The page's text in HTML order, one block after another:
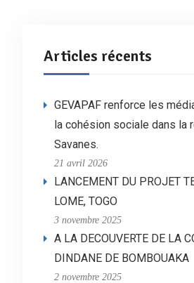
Articles récents
GEVAPAF renforce les
la cohésion sociale dans la
Savanes.
21 avril 2026
LANCEMENT DU PROJET
LOME, TOGO
3 novembre 2025
A LA DECOUVERTE DE LA
DINDANE DE BOMBOUAKA
2 novembre 2025